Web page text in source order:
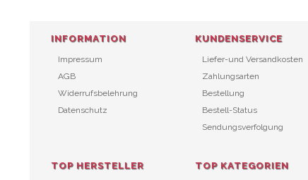
INFORMATION
Impressum
AGB
Widerrufsbelehrung
Datenschutz
KUNDENSERVICE
Liefer-und Versandkosten
Zahlungsarten
Bestellung
Bestell-Status
Sendungsverfolgung
TOP HERSTELLER TOP KATEGORIEN